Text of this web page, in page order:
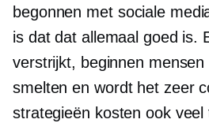
begonnen met sociale
is dat dat allemaal goed is.
verstrijkt, beginnen
smelten en wordt het zeer
strategieën kosten ook veel